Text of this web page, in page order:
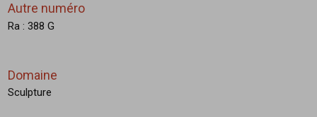
Autre numéro
Ra : 388 G
Domaine
Sculpture